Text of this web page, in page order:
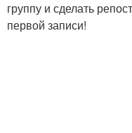
группу и сделать
первой записи!